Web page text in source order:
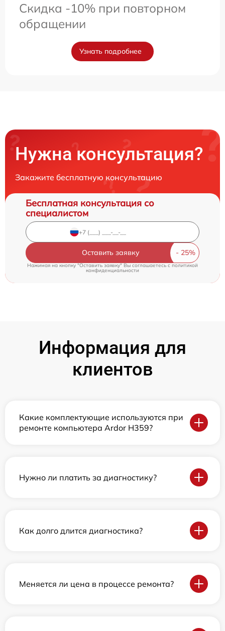
Скидка -10% при повторном
обращении
Узнать подробнее
Нужна консультация?
Закажите бесплатную консультацию
Бесплатная консультация со
специалистом
Оставить заявку
Нажимая на кнопку "Оставить заявку" Вы соглашаетесь cполитикой
конфиденциальности
Информация для
клиентов
Какие комплектующие используются при
ремонте компьютера Ardor H359?
Нужно ли платить за диагностику?
Как долго длится диагностика?
Меняется ли цена в процессе ремонта?